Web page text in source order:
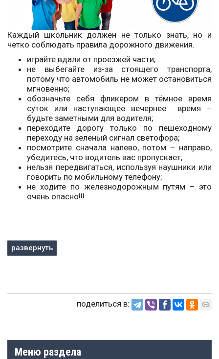
Каждый школьник должен не только знать, но и
четко соблюдать правила дорожного движения.
играйте вдали от проезжей части;
не выбегайте из-за стоящего транспорта,
потому что автомобиль не может остановиться
мгновенно;
обозначьте себя фликером в тёмное время
суток или наступающее вечернее время –
будьте заметными для водителя;
переходите дорогу только по пешеходному
переходу на зелёный сигнал светофора;
посмотрите сначала налево, потом – направо,
убедитесь, что водитель вас пропускает;
нельзя передвигаться, используя наушники или
говорить по мобильному телефону;
не ходите по железнодорожным путям – это
очень опасно!!!
развернуть
поделиться в:
Меню раздела